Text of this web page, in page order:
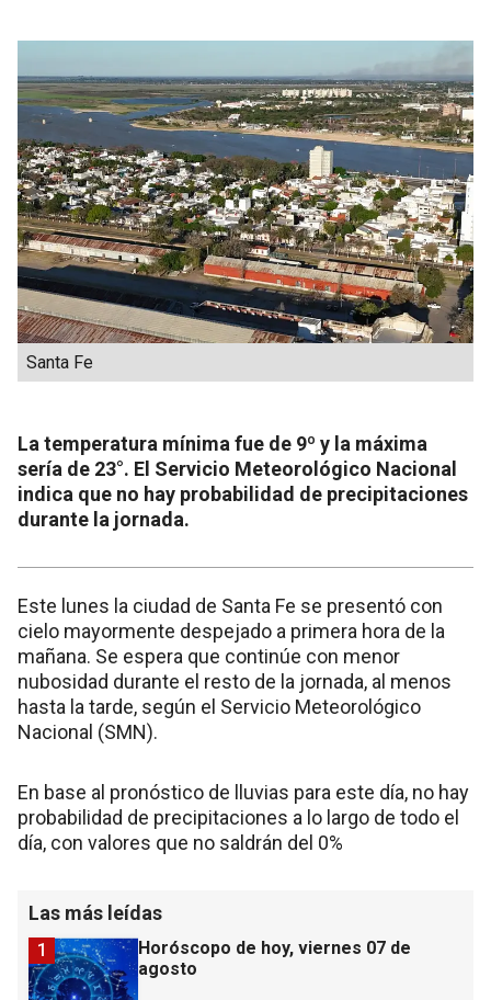
Santa Fe
La temperatura mínima fue de 9º y la máxima
sería de 23°. El Servicio Meteorológico Nacional
indica que no hay probabilidad de precipitaciones
durante la jornada.
Este lunes la ciudad de Santa Fe se presentó con
cielo mayormente despejado a primera hora de la
mañana. Se espera que continúe con menor
nubosidad durante el resto de la jornada, al menos
hasta la tarde, según el Servicio Meteorológico
Nacional (SMN).
En base al pronóstico de lluvias para este día, no hay
probabilidad de precipitaciones a lo largo de todo el
día, con valores que no saldrán del 0%
Las más leídas
Horóscopo de hoy, viernes 07 de
agosto
1